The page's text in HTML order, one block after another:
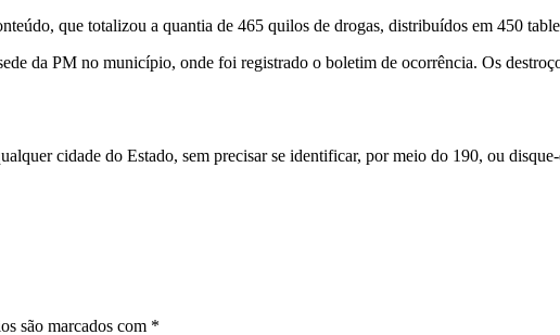
que totalizou a quantia de 465 quilos de drogas, distribuídos em 450
da PM no município, onde foi registrado o boletim de ocorrência. Os
cidade do Estado, sem precisar se identificar, por meio do 190, ou
são marcados com *